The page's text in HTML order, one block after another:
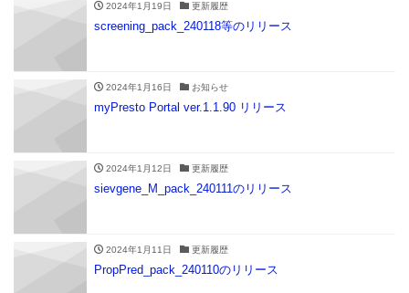
2024年1月19日 更新履歴
screening_pack_240118等のリリース
2024年1月16日 お知らせ
myPresto Portal ver.1.1.90 リリース
2024年1月12日 更新履歴
sievgene_M_pack_240111のリリース
2024年1月11日 更新履歴
PropPred_pack_240110のリリース